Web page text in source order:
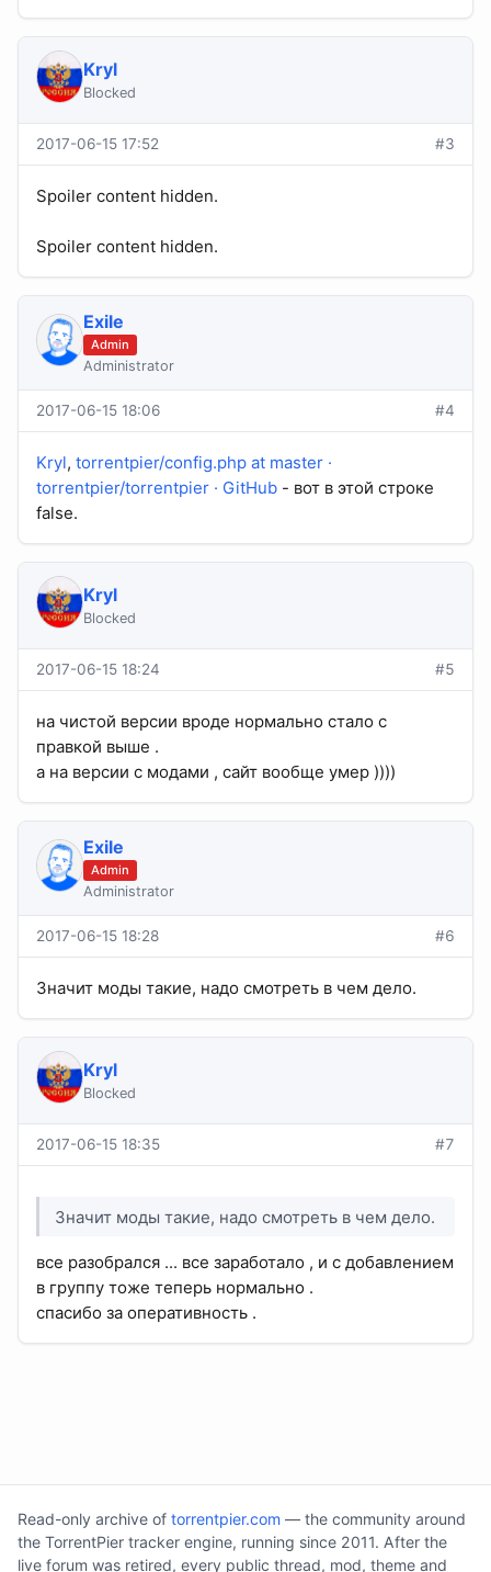
Kryl
Blocked
2017-06-15 17:52 #3
Spoiler content hidden.
Spoiler content hidden.
Exile
Admin
Administrator
2017-06-15 18:06 #4
Kryl, torrentpier/config.php at master ·
torrentpier/torrentpier · GitHub - вот в этой строке
false.
Kryl
Blocked
2017-06-15 18:24 #5
на чистой версии вроде нормально стало с
правкой выше .
а на версии с модами , сайт вообще умер ))))
Exile
Admin
Administrator
2017-06-15 18:28 #6
Значит моды такие, надо смотреть в чем дело.
Kryl
Blocked
2017-06-15 18:35 #7
Значит моды такие, надо смотреть в чем дело.
все разобрался ... все заработало , и с добавлением
в группу тоже теперь нормально .
спасибо за оперативность .
Read-only archive of torrentpier.com — the community around
the TorrentPier tracker engine, running since 2011. After the
live forum was retired, every public thread, mod, theme and